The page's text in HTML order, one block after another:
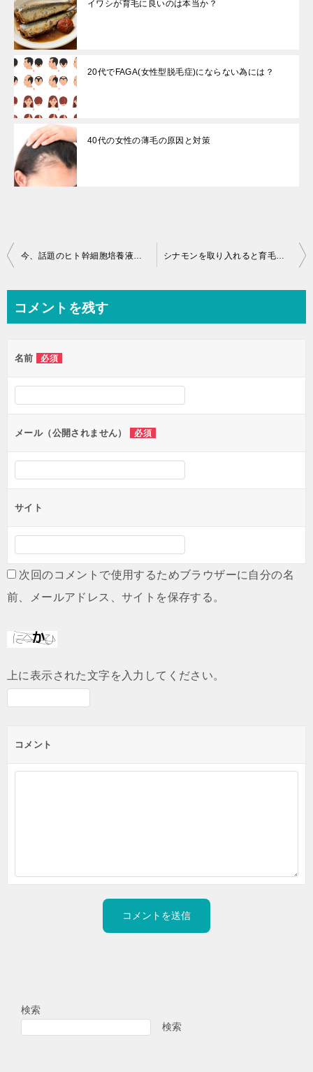
イワシが育毛に良いのは本当か？
20代でFAGA(女性型脱毛症)にならない為には？
40代の女性の薄毛の原因と対策
投
ビ
ー
シ
ョ
ン
コメントを残す
名前 必須
メール（公開されません） 必須
サイト
次回のコメントで使用するためブラウザーに自分の名
前、メールアドレス、サイトを保存する。
上に表示された文字を入力してください。
コメント
検索
検索